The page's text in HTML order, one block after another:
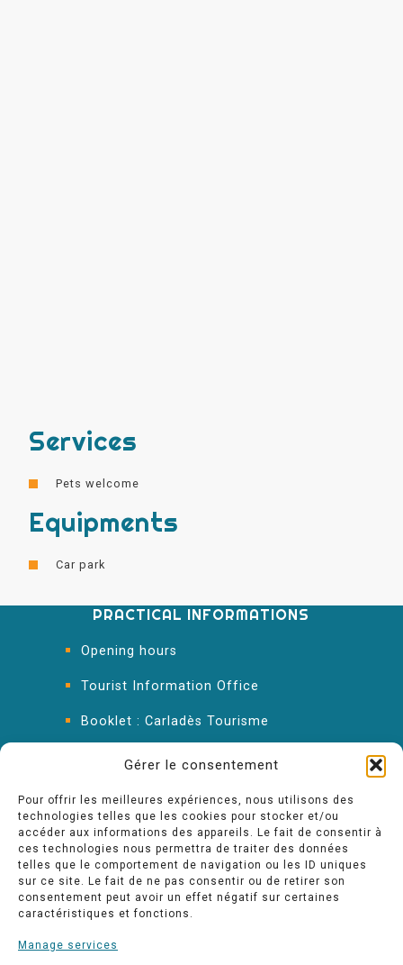
Gérer le consentement
Pour offrir les meilleures expériences, nous utilisons des
technologies telles que les cookies pour stocker et/ou
accéder aux informations des appareils. Le fait de consentir à
ces technologies nous permettra de traiter des données
telles que le comportement de navigation ou les ID uniques
sur ce site. Le fait de ne pas consentir ou de retirer son
consentement peut avoir un effet négatif sur certaines
caractéristiques et fonctions.
Manage services
Services
Pets welcome
Equipments
Car park
PRACTICAL INFORMATIONS
Opening hours
Tourist Information Office
Booklet : Carladès Tourisme
Keep in touch